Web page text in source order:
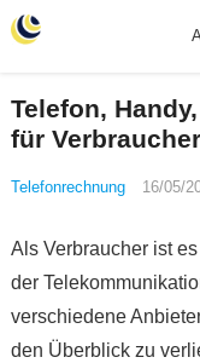
Telefon,
für Verbraucher
Telefonrechnung 16/05/
Als Verbraucher ist
der
verschiedene
den Überblick zu